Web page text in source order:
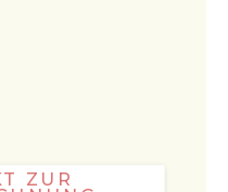
ZUR